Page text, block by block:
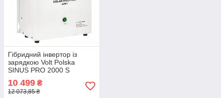
Гібридний інвертор із
зарядкою Volt Polska
SINUS PRO 2000 S
40A MPPT 100V
(3SPS200024)
10 499 ₴
12 073,85 ₴